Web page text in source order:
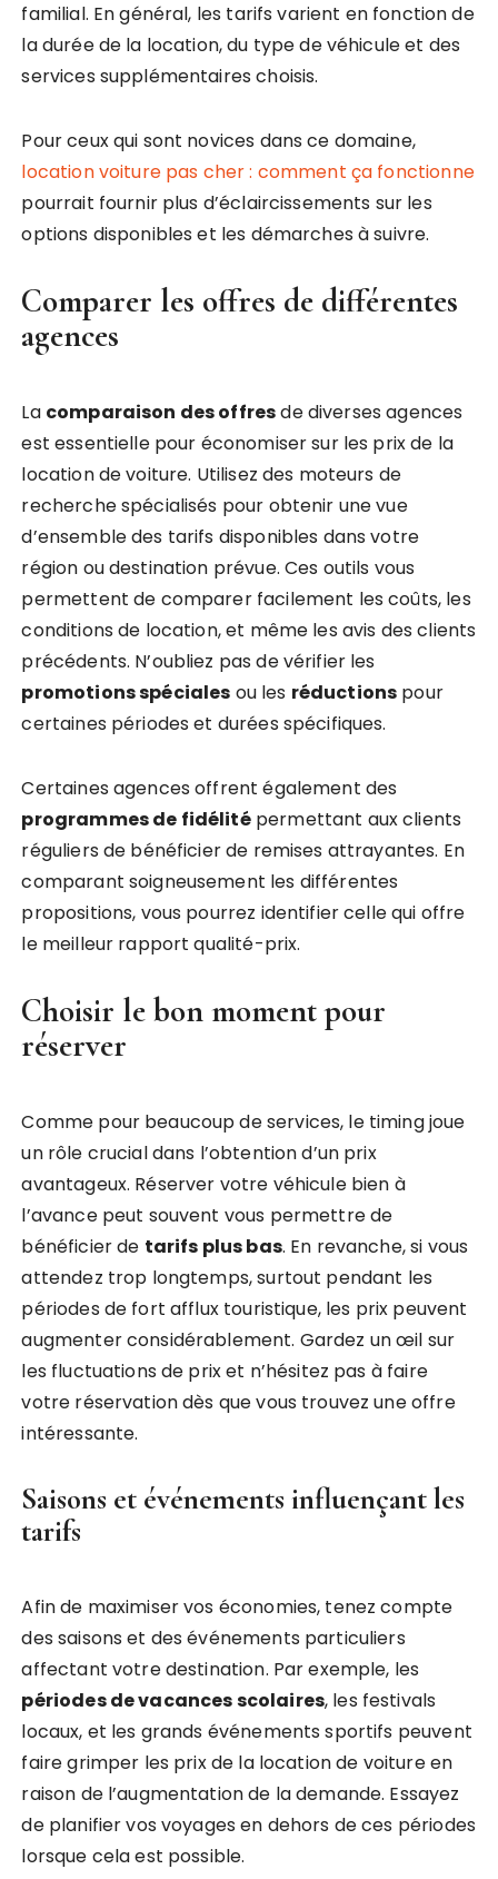
familial. En général, les tarifs varient en fonction de
la durée de la location, du type de véhicule et des
services supplémentaires choisis.
Pour ceux qui sont novices dans ce domaine,
location voiture pas cher : comment ça fonctionne
pourrait fournir plus d’éclaircissements sur les
options disponibles et les démarches à suivre.
Comparer les offres de différentes
agences
La comparaison des offresde diverses agences
est essentielle pour économiser sur les prix de la
location de voiture. Utilisez des moteurs de
recherche spécialisés pour obtenir une vue
d’ensemble des tarifs disponibles dans votre
région ou destination prévue. Ces outils vous
permettent de comparer facilement les coûts, les
conditions de location, et même les avis des clients
précédents. N’oubliez pas de vérifier les
promotions spéciales ou les réductions pour
certaines périodes et durées spécifiques.
Certaines agences offrent également des
programmes de fidélitépermettant aux clients
réguliers de bénéficier de remises attrayantes. En
comparant soigneusement les différentes
propositions, vous pourrez identifier celle qui offre
le meilleur rapport qualité-prix.
Choisir le bon moment pour
réserver
Comme pour beaucoup de services, le timing joue
un rôle crucial dans l’obtention d’un prix
avantageux. Réserver votre véhicule bien à
l’avance peut souvent vous permettre de
bénéficier de tarifs plus bas. En revanche, si vous
attendez trop longtemps, surtout pendant les
périodes de fort afflux touristique, les prix peuvent
augmenter considérablement. Gardez un œil sur
les fluctuations de prix et n’hésitez pas à faire
votre réservation dès que vous trouvez une offre
intéressante.
Saisons et événements influençant les
tarifs
Afin de maximiser vos économies, tenez compte
des saisons et des événements particuliers
affectant votre destination. Par exemple, les
périodes de vacances scolaires, les festivals
locaux, et les grands événements sportifs peuvent
faire grimper les prix de la location de voiture en
raison de l’augmentation de la demande. Essayez
de planifier vos voyages en dehors de ces périodes
lorsque cela est possible.